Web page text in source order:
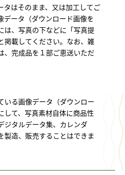
タはそのまま、又は加工してご
データ（ダウンロード画像を
は、写真の下などに「写真提
掲載してください。なお、雑
、完成品を１部ご恵送いただ
いる画像データ（ダウンロー
して、写真素材自体に商品性
ジタルデータ集、カレンダ
製造、販売することはできま